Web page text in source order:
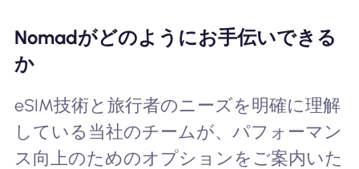
Nomadがどのようにお手伝いできる
か
eSIM技術と旅行者のニーズを明確に理解
している当社のチームが、パフォーマン
ス向上のためのオプションをご案内いた